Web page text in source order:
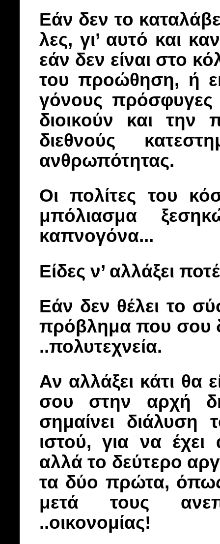
Εάν δεν το
λες, γι’ αυτό και
εάν δεν είναι στο
του προώθηση, ή
γόνους
διοικούν και την
διεθνούς
ανθρωπότητας.
Οι πολίτες του
μπόλιασμα
καπνογόνα...
Είδες ν’ αλλάξει
Εάν δεν θέλει το
πρόβλημα που σου
..πολυτεχνεία.
Αν αλλάξει κάτι θα
σου στην αρχή
σημαίνει διάλυση
ιστού, για να
αλλά το δεύτερο
τα δύο πρώτα,
μετά τους
..οικονομίας!